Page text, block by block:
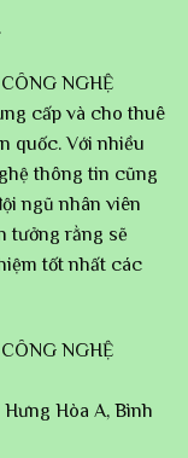
NGHỆ
cấp và cho thuê
quốc. Với nhiều
thông tin cũng
ngũ nhân viên
tưởng rằng sẽ
tốt nhất các
NGHỆ
Hòa A, Bình